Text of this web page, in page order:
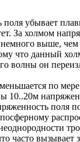
убывает
За холмом
выше,
что данный
волны он
по
10..20м
поля
часто вызывает